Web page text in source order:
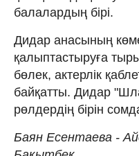
балалардың бірі.
Дидар анасының
қалыптастыруға
бөлек, актерлік
байқатты. Дидар
рөлдердің бірін
Баян Есентаева -